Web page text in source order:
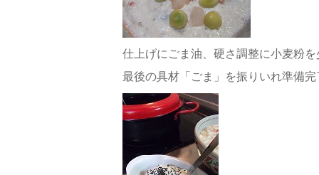
仕上げにごま油、硬さ調整に小麦粉を
最後の具材「ごま」を振りいれ準備完